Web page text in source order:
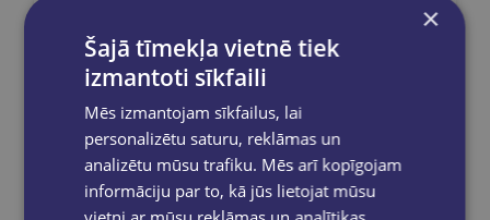
izsūtīti 2-5 darba dienu laikā.
Bezmaksas piegādeuz OMNIVA
Bezmaksas piegāde jebkurā GLOBUSS
grāmatnīcā 1-5 darba dienu laikā, kad
pasūtījums būs gatavs saņemšanai, saņemsi
e-pastu un/ vai SMS.
×
Šajā tīmekļa vietnē tiek
izmantoti sīkfaili
Mēs izmantojam sīkfailus, lai
personalizētu saturu, reklāmas un
analizētu mūsu trafiku. Mēs arī kopīgojam
informāciju par to, kā jūs lietojat mūsu